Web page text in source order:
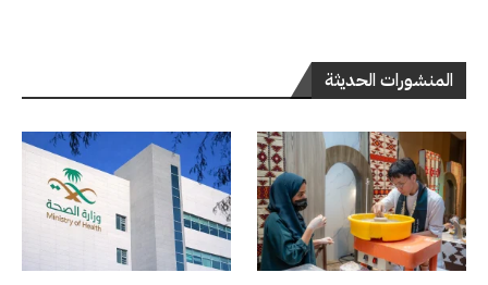
المنشورات الحديثة